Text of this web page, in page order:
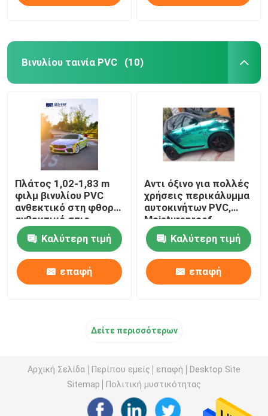
Βινυλίου ταινία PVC (10)
Πλάτος 1,02-1,83 m
φιλμ βινυλίου PVC
ανθεκτικό στη φθορά,
ανθεκτικό στις
καιρικές συνθήκες, μη
τοξικόΚαλύτερη τιμή
επαφή
Αντι όξινο για πολλές
χρήσεις περικάλυμμα
αυτοκινήτων PVC,
Moistureproof
αυτοκόλλητη
ετικέττα
αυτοκινήτων
μεταλλινών
Καλύτερη τιμή
επαφή
Δείτε περισσότερων
Αρχική Σελίδα Περίπου εμείς επαφή
Desktop Site
Sitemap
Πολιτική μυστικότητας